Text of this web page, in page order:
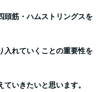
頭筋・ハムストリングスを
入れていくことの重要性を
いきたいと思います。